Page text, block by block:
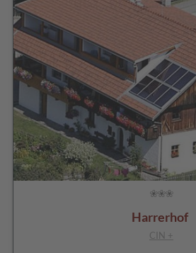
Harrerhof
CIN +